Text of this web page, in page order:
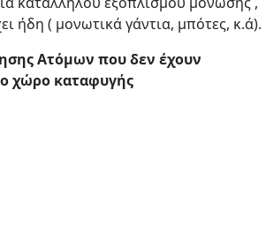
ήδη ( μονωτικά γάντια, μπότες, κ.ά).
Ατόμων που δεν έχουν
χώρο καταφυγής